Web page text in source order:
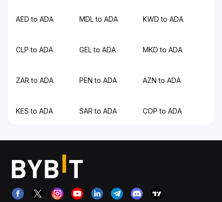
AED to ADA MDL to ADA KWD to ADA
CLP to ADA GEL to ADA MKD to ADA
ZAR to ADA PEN to ADA AZN to ADA
KES to ADA SAR to ADA COP to ADA